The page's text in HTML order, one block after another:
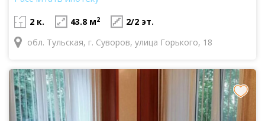
2 к. 43.8 м2
2/2 эт.
обл. Тульская, г. Суворов, улица Горького, 18